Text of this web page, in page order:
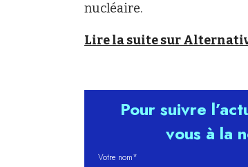
nucléaire.
Lire la suite sur
Pour suivre
vous à la
Votre nom*